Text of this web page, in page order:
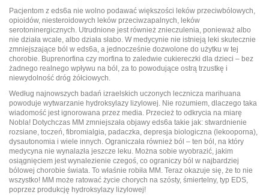
Pacjentom z eds6a nie wolno podawać większości leków przeciwbólowych,
opioidów, niesteroidowych leków przeciwzapalnych, leków
serotoninergicznych. Utrudnione jest również znieczulenia, ponieważ albo
nie działa wcale, albo działa słabo. W medycynie nie istnieją leki skutecznie
zmniejszające ból w eds6a, a jednocześnie dozwolone do użytku w tej
chorobie. Buprenorfina czy morfina to zaledwie cukiereczki dla dzieci – bez
żadnego realnego wpływu na ból, za to powodujące ostrą trzustkę i
niewydolność dróg żółciowych.
Według najnowszych badań izraelskich uczonych lecznicza marihuana
powoduje wytwarzanie hydroksylazy lizylowej. Nie rozumiem, dlaczego taka
wiadomość jest ignorowana przez media. Przecież to odkrycia na miarę
Nobla! Dotychczas MM zmniejszała objawy eds6a takie jak: stwardnienie
rozsiane, toczeń, fibromialgia, padaczka, depresja biologiczna (lekooporna),
dysautonomia i wiele innych. Ograniczała również ból – ten ból, na który
medycyna nie wynalazła jeszcze leku. Można sobie wyobrazić, jakim
osiągnięciem jest wynalezienie czegoś, co ograniczy ból w najbardziej
bólowej chorobie świata. To właśnie robiła MM. Teraz okazuje się, że to nie
wszystko! MM może ratować życie chorych na szósty, śmiertelny, typ EDS,
poprzez produkcję hydroksylazy lizylowej!